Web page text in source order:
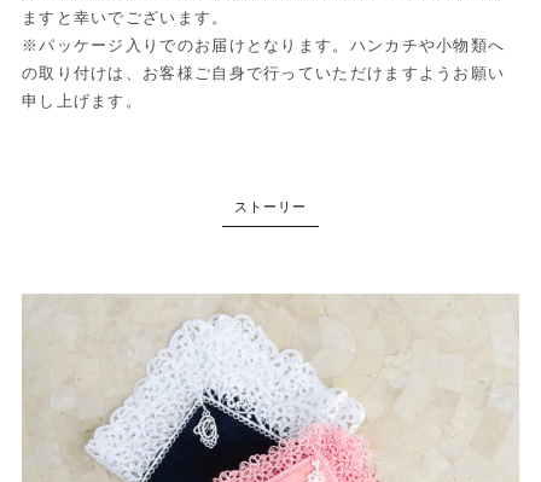
ますと幸いでございます。
※パッケージ入りでのお届けとなります。ハンカチや小物類へ
の取り付けは、お客様ご自身で行っていただけますようお願い
申し上げます。
ストーリー